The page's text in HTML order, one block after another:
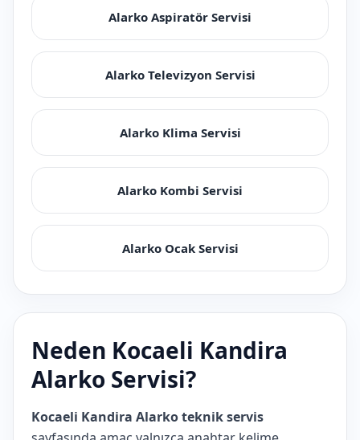
Alarko Aspiratör Servisi
Alarko Televizyon Servisi
Alarko Klima Servisi
Alarko Kombi Servisi
Alarko Ocak Servisi
Neden Kocaeli Kandira
Alarko Servisi?
Kocaeli Kandira Alarko teknik servis